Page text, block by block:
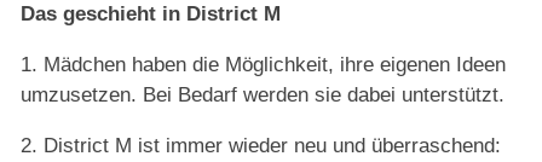
Das geschieht in District M
1. Mädchen haben die Möglichkeit, ihre eigenen Ideen
umzusetzen. Bei Bedarf werden sie dabei unterstützt.
2. District M ist immer wieder neu und überraschend: